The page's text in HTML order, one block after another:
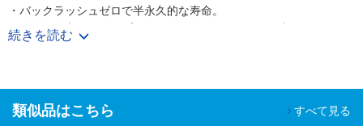
・バックラッシュゼロで半永久的な寿命。
・偏角、偏心、エンドプレイのミスアライメントを吸収。
・正転／逆転の特性が同一で、補修が不要。
・高精密エンコーダ、動力計ドライバー、高速、高精密位置制御シ
続きを読む
類似品はこちら すべて見る